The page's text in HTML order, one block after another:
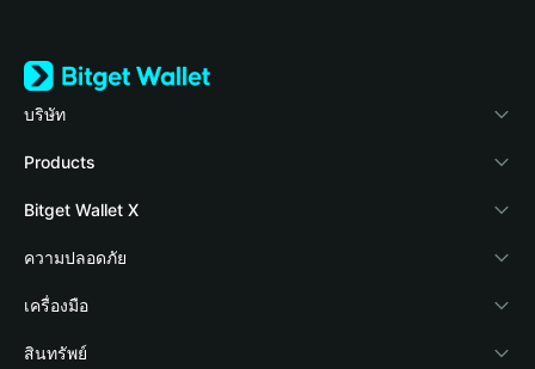
บริษัท
เกี่ยวกับ Bitget Wallet
Blog
Academy
ข่าวสารด้านคริปโต
ศูนย์ช่วยเหลือ
Products
Crypto Card
Stablecoin Earn
Payfi Crypto
Crypto Swap API
Bitget Wallet X
นักพัฒนา
เชื่อมต่อ Wallet
Bitget Wallet Pay
ความปลอดภัย
Protection Fund
เทคโนโลยีความปลอดภัย
เครื่องมือ
ซื้อคริปโต
สินทรัพย์